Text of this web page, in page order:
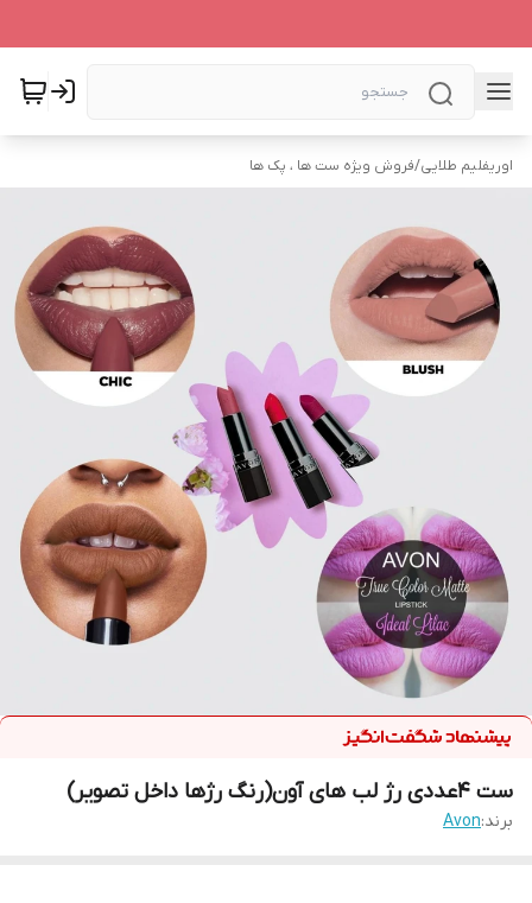
اوریفلیم طلایی/فروش ویژه ست ها ، پک ها
ست ۴عددی رژ لب های آون(رنگ رژها داخل تصویر)
برند:Avon